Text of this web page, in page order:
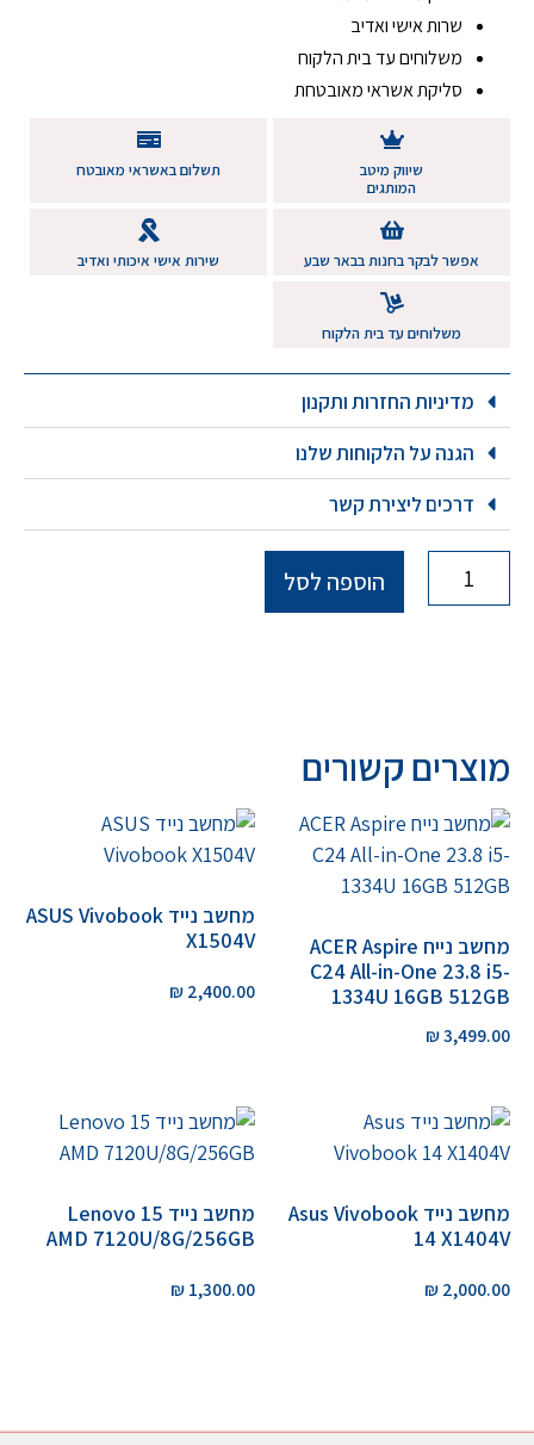
שרות אישי ואדיב
משלוחים עד בית הלקוח
סליקת אשראי מאובטחת
שיווק מיטב
המותגים
תשלום באשראי מאובטח
אפשר לבקר בחנות בבאר שבע שירות אישי איכותי ואדיב
משלוחים עד בית הלקוח
מדיניות החזרות ותקנון
הגנה על הלקוחות שלנו
דרכים ליצירת קשר
הוספה לסל
מוצרים קשורים
מחשב נייח ACER Aspire
C24 All-in-One 23.8 i5-
1334U 16GB 512GB
3,499.00
₪
מחשב נייד ASUS Vivobook
X1504V
2,400.00
₪
מחשב נייד Asus Vivobook
14 X1404V
2,000.00
₪
מחשב נייד Lenovo 15
AMD 7120U/8G/256GB
1,300.00
₪